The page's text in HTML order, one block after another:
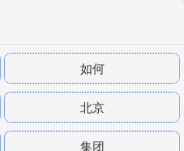
如何
北京
集团